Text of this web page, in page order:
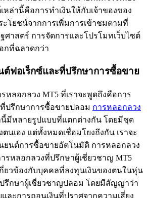
หล่านี้คือการทำเงินให้กับเจ้าของของ
ะโยชน์จากการเพิ่มการเข้าชมตามที่
ศาสตร์ การจัดการและโปรโมทเว็บไซต์
กที่ฉลาดกว่า
ต์ฟอเร็กซ์และที่ปรึกษาการซื้อขาย
หลอกลวง MT5 ที่เราจะพูดถึงคือการ
ปรึกษาการซื้อขายปลอม การหลอกลวง
นี้มีหลายรูปแบบที่แตกต่างกัน โดยมีชุด
เอง แต่ทั้งหมดเชื่อมโยงถึงกัน เราจะ
ยนต์การซื้อขายอัตโนมัติ การหลอกลวง
รหลอกลวงที่ปรึกษาผู้เชี่ยวชาญ MT5
ยวข้องกับบุคคลที่ลงทุนเงินของตนในหุ่น
รึกษาผู้เชี่ยวชาญปลอม โดยมีสัญญาว่า
และการถอนเงินที่ปราศจากความเสี่ยง